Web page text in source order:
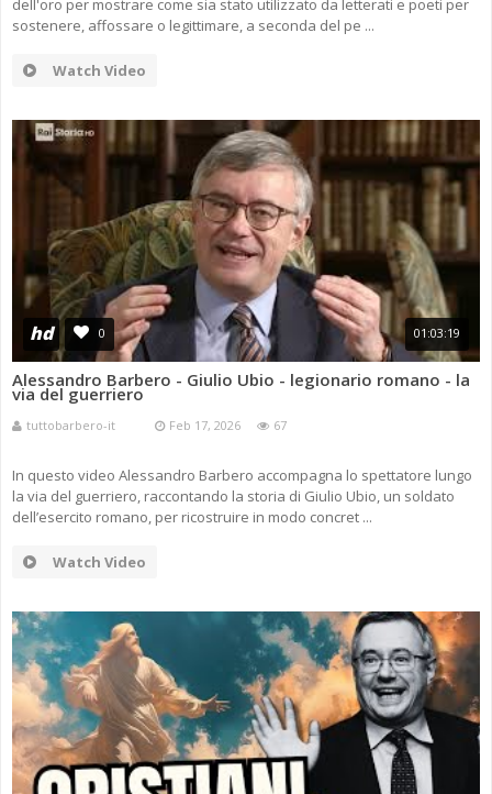
dell'oro per mostrare come sia stato utilizzato da letterati e poeti per
sostenere, affossare o legittimare, a seconda del pe ...
Watch Video
hd 0 01:03:19
Alessandro Barbero - Giulio Ubio - legionario romano - la
via del guerriero
tuttobarbero-it Feb 17, 2026 67
In questo video Alessandro Barbero accompagna lo spettatore lungo
la via del guerriero, raccontando la storia di Giulio Ubio, un soldato
dell’esercito romano, per ricostruire in modo concret ...
Watch Video